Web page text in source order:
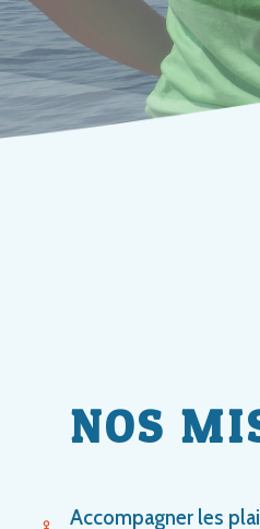
NOS
Accompagner les